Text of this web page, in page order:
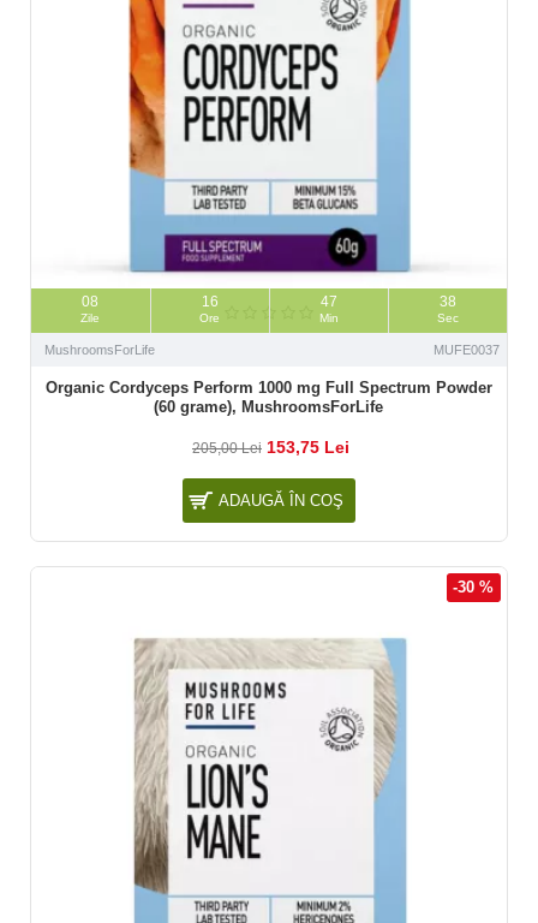
08
Zile
16
Ore
47
Min
37
Sec
MushroomsForLife MUFE0037
Organic Cordyceps Perform 1000 mg Full Spectrum Powder
(60 grame), MushroomsForLife
205,00 Lei 153,75 Lei
ADAUGĂ ÎN COŞ
-30 %